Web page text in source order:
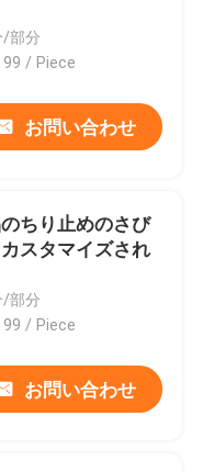
/部分
99 / Piece
お問い合わせ
ちり止めのさび
スタマイズされ
/部分
99 / Piece
お問い合わせ